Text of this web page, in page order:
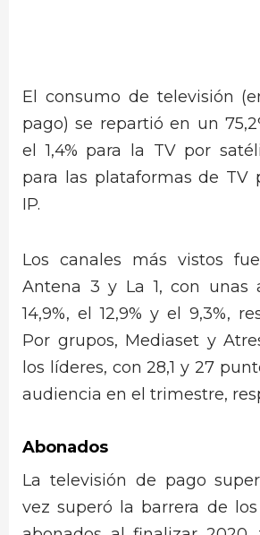
El consumo de televisión
pago) se repartió en un
el 1,4% para la TV por
para las plataformas de TV
IP.
Los canales más vistos
Antena 3 y La 1, con unas
14,9%, el 12,9% y el 9,3%,
Por grupos, Mediaset y
los líderes, con 28,1 y 27
audiencia en el trimestre,
Abonados
La televisión de pago
vez superó la barrera de